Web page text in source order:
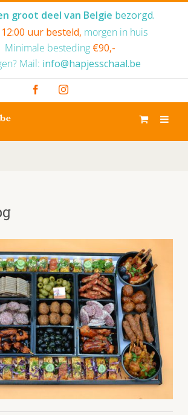
groot deel van Belgie bezorgd.
uur besteld, morgen in huis
Minimale besteding €90,-
Mail: info@hapjesschaal.be
FacebookInstagram